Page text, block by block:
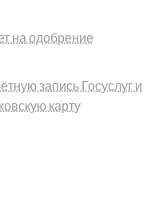
на одобрение
запись Госуслуг и
карту